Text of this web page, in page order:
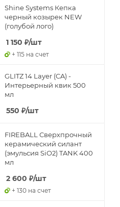
Shine Systems Кепка
черный козырек NEW
(голубой лого)
1 150 ₽/шт
+ 115 на счет
GLITZ 14 Layer (CA) -
Интерьерный квик 500
мл
550 ₽/шт
FIREBALL Сверхпрочный
керамический силант
(эмульсия SiO2) TANK 400
мл
2 600 ₽/шт
+ 130 на счет